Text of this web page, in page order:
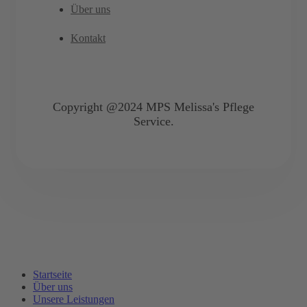
Über uns
Kontakt
Copyright @2024 MPS Melissa's Pflege
Service.
Startseite
Über uns
Unsere Leistungen